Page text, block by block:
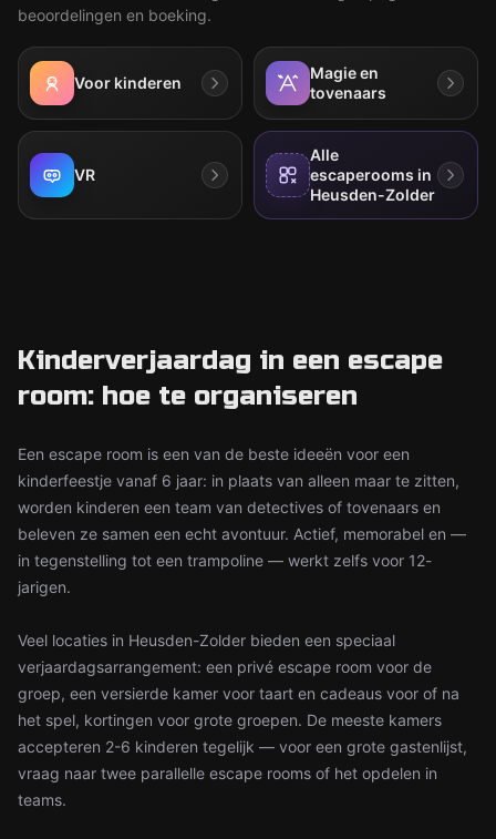
beoordelingen en boeking.
Voor kinderen
Magie en
tovenaars
VR
Alle
escaperooms in
Heusden-Zolder
Kinderverjaardag in een escape
room: hoe te organiseren
Een escape room is een van de beste ideeën voor een
kinderfeestje vanaf 6 jaar: in plaats van alleen maar te zitten,
worden kinderen een team van detectives of tovenaars en
beleven ze samen een echt avontuur. Actief, memorabel en —
in tegenstelling tot een trampoline — werkt zelfs voor 12-
jarigen.
Veel locaties in Heusden-Zolder bieden een speciaal
verjaardagsarrangement: een privé escape room voor de
groep, een versierde kamer voor taart en cadeaus voor of na
het spel, kortingen voor grote groepen. De meeste kamers
accepteren 2-6 kinderen tegelijk — voor een grote gastenlijst,
vraag naar twee parallelle escape rooms of het opdelen in
teams.